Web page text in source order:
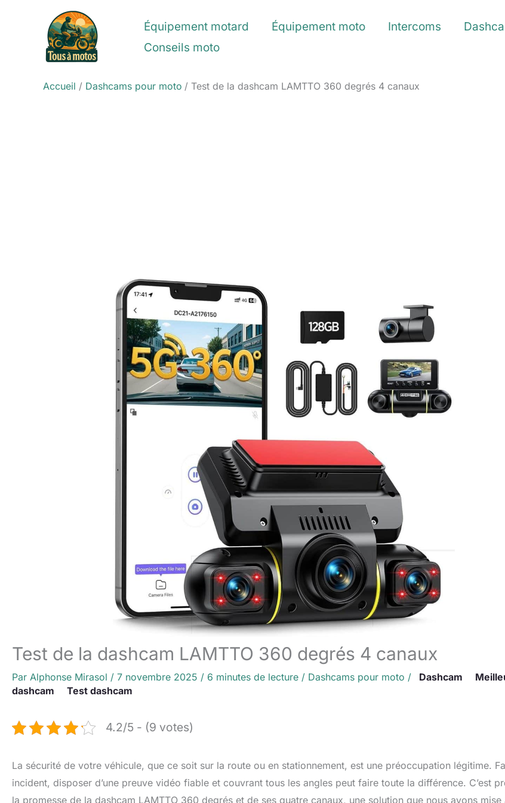
Équipement motard Équipement moto Intercoms
Conseils moto
Accueil Dashcams pour moto Test de la dashcam LAMTTO 360 degrés 4 canaux
Test de la dashcam LAMTTO 360 degrés 4 canaux
Par Alphonse Mirasol / 7 novembre 2025 / 6 minutes de lecture / Dashcams pour moto / Dashcam
dashcam
Test dashcam
4.2/5 - (9 votes)
La sécurité de votre véhicule, que ce soit sur la route ou en stationnement, est une préoccupation légitime.
incident, disposer d’une preuve vidéo fiable et couvrant tous les angles peut faire toute la différence. C’est
la promesse de la dashcam LAMTTO 360 degrés et de ses quatre canaux, une solution que nous avons mise